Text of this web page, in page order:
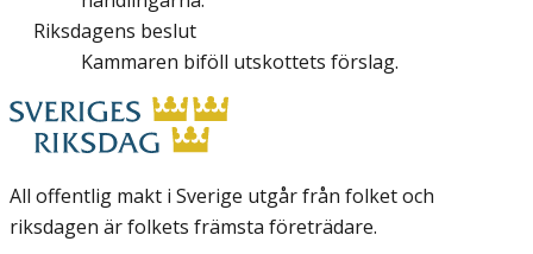
Riksdagens beslut
Kammaren biföll utskottets förslag.
All offentlig makt i Sverige utgår från folket och
riksdagen är folkets främsta företrädare.